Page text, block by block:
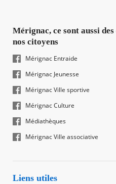
Mérignac, ce sont aussi
nos citoyens
Mérignac Entraide
Mérignac Jeunesse
Mérignac Ville sportive
Mérignac Culture
Médiathèques
Mérignac Ville associative
Liens utiles